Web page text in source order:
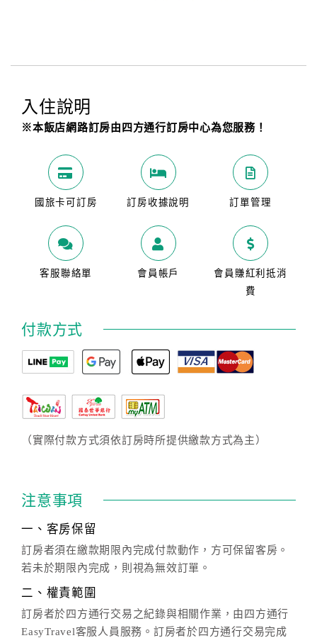
入住說明
※本飯店網路訂房由四方通行訂房中心為您服務！
國旅卡可訂房 訂房收據說明 訂單管理
客服聯絡單 會員帳戶
會員賺紅利抵消
費
付款方式
（實際付款方式須依訂房時所提供繳款方式為主）
注意事項
一、客房保留
訂房者須在繳款期限內完成付款動作，方可保留客房。
若未於期限內完成，則視為無效訂單。
二、權責範圍
訂房者於四方通行交易之紀錄與相關作業，由四方通行
EasyTravel客服人員服務。訂房者於四方通行交易完成